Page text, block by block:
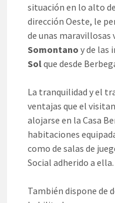
situación en lo alto
dirección Oeste, le
de unas maravillosas
Somontano y de las
Solque desde
La tranquilidad y el
ventajas que el
alojarse en la Casa
habitaciones
como de salas de
Social adherido a ella.
También dispone de